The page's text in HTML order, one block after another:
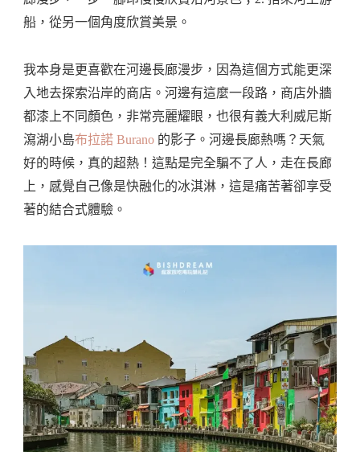
船，從另一個角度欣賞美景。
我本身是更喜歡在河邊長廊漫步，因為這個方式能更深
入地去探索沿岸的商店。河邊有這麼一段路，商店外牆
都漆上不同顏色，非常亮麗耀眼，也很有義大利威尼斯
瀉湖小島布拉諾 Burano 的影子。河邊長廊熱嗎？天氣
好的時候，真的超熱！這點是完全騙不了人，走在長廊
上，感覺自己像是快融化的冰淇淋，這是痛苦著卻享受
著的結合式體驗。